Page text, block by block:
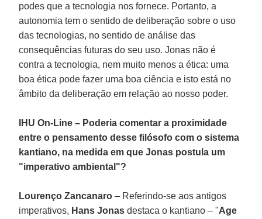
podes que a tecnologia nos fornece. Portanto, a
autonomia tem o sentido de deliberação sobre o uso
das tecnologias, no sentido de análise das
consequências futuras do seu uso. Jonas não é
contra a tecnologia, nem muito menos a ética: uma
boa ética pode fazer uma boa ciência e isto está no
âmbito da deliberação em relação ao nosso poder.
IHU On-Line – Poderia comentar a proximidade
entre o pensamento desse filósofo com o sistema
kantiano, na medida em que Jonas postula um
"imperativo ambiental"?
Lourenço Zancanaro – Referindo-se aos antigos
imperativos, Hans Jonas destaca o kantiano – "Age